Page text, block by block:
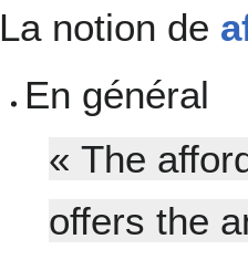
La notion de
En général
« The
offers the